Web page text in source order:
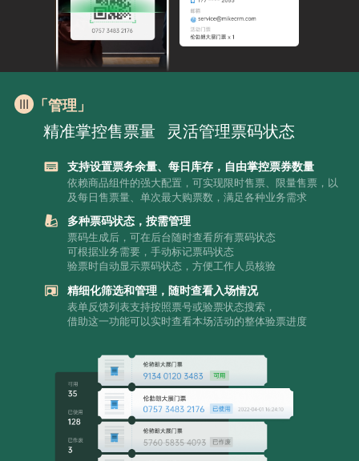
「管理」
精准掌控售票量 灵活管理票码状态
支持设置票务余量、每日库存，自由掌控票券数量
依赖商品组件的强大配置，可实现限时售票、限量售票，以
及每日售票量、单次最大购票数，满足各种业务需求
多种票码状态，按需管理
票码生成后，可在后台随时查看所有票码状态
可根据业务需要，手动标记票码状态
验票时自动显示票码状态，方便工作人员核验
精细化筛选和管理，随时查看入场情况
表单反馈列表支持按照票号或验票状态搜索，
借助这一功能可以实时查看本场活动的整体验票进度